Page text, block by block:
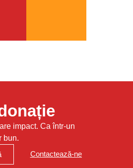
impact. Ca într-un
bun.
Contactează-ne